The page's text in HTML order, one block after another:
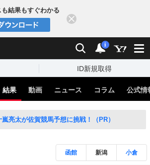
結果もすぐわかる
検索 通知
i
ID新規取得
結果 動画 ニュース コラム 公式情
亮太が佐賀競馬予想に挑戦！（PR）
函館 新潟 小倉